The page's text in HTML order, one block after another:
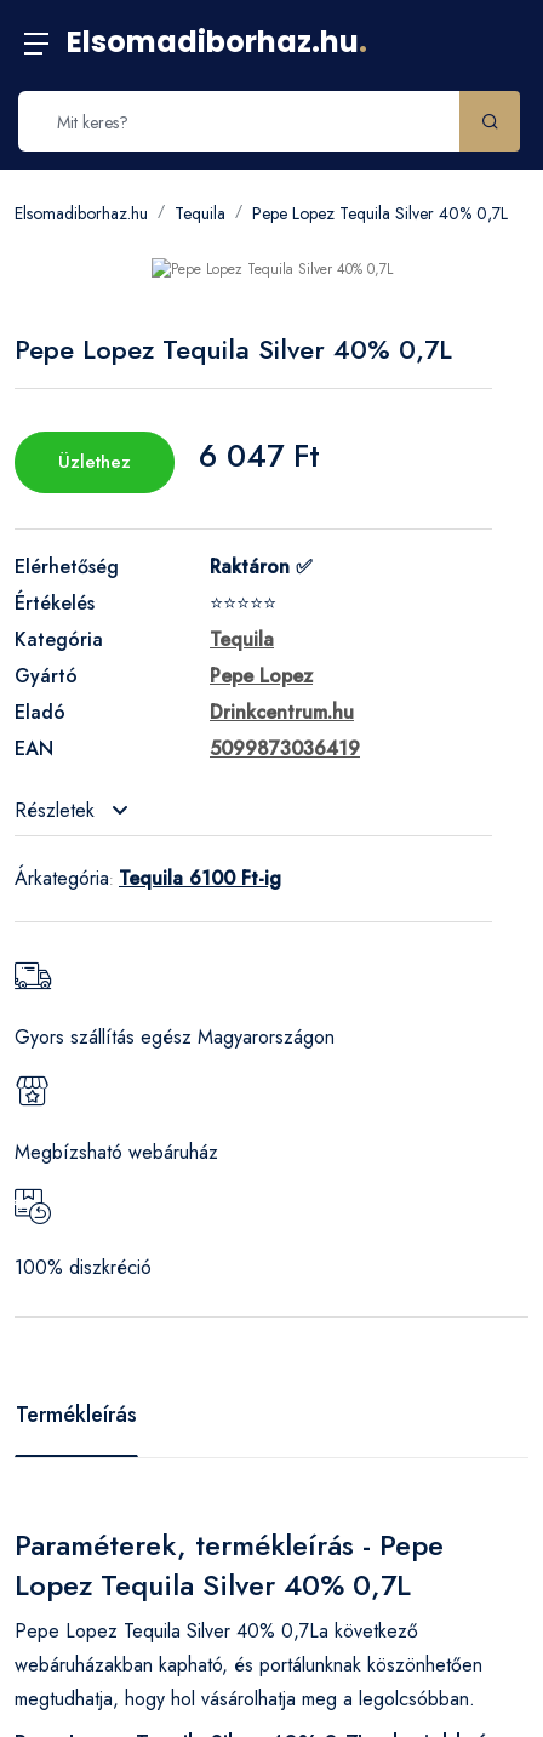
Elsomadiborhaz.hu.
Elsomadiborhaz.hu Tequila Pepe Lopez Tequila Silver 40% 0,7L
Pepe Lopez Tequila Silver 40% 0,7L
Üzlethez 6 047 Ft
Elérhetőség
Raktáron ✅
Értékelés
⭐⭐⭐⭐⭐
Kategória
Tequila
Gyártó
Pepe Lopez
Eladó
Drinkcentrum.hu
EAN
5099873036419
Részletek
Árkategória: Tequila 6100 Ft-ig
Gyors szállítás egész Magyarországon
Megbízsható webáruház
100% diszkréció
Termékleírás
Paraméterek, termékleírás - Pepe
Lopez Tequila Silver 40% 0,7L
Pepe Lopez Tequila Silver 40% 0,7La következő
webáruházakban kapható, és portálunknak köszönhetően
megtudhatja, hogy hol vásárolhatja meg a legolcsóbban.